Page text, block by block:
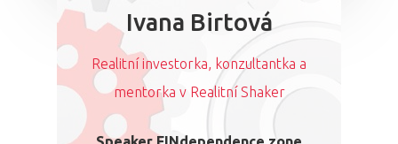
Ivana Birtová
Realitní investorka, konzultantka a
mentorka v Realitní Shaker